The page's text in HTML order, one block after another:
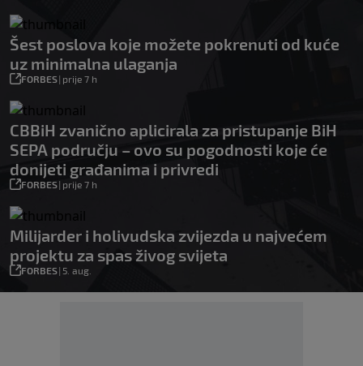
Šest poslova koje možete pokrenuti od kuće
uz minimalna ulaganja
FORBES| prije 7 h
CBBiH zvanično aplicirala za pristupanje BiH
SEPA području – ovo su pogodnosti koje će
donijeti građanima i privredi
FORBES| prije 7 h
Milijarder i holivudska zvijezda u najvećem
projektu za spas živog svijeta
FORBES| 5. aug.